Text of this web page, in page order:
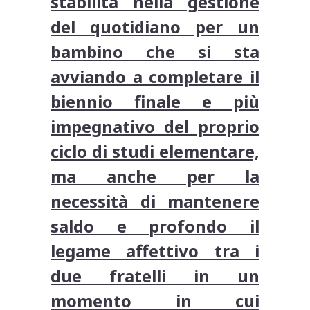
del quotidiano per un
bambino che si sta
avviando a completare il
biennio finale e più
impegnativo del proprio
ciclo di studi elementare,
ma anche per la
necessità di mantenere
saldo e profondo il
legame affettivo tra i
due fratelli in un
momento in cui